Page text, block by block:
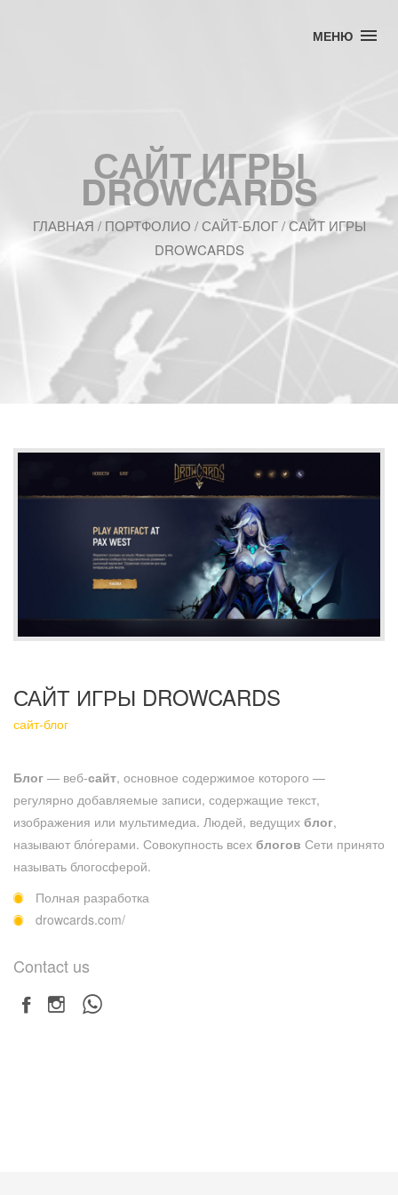
МЕНЮ
САЙТ ИГРЫ
DROWCARDS
ГЛАВНАЯ / ПОРТФОЛИО / САЙТ-БЛОГ / САЙТ ИГРЫ
DROWCARDS
САЙТ ИГРЫ DROWCARDS
сайт-блог
Блог — веб-сайт, основное содержимое которого —
регулярно добавляемые записи, содержащие текст,
изображения или мультимедиа. Людей, ведущих блог,
называют бло́герами. Совокупность всех блогов Сети принято
называть блогосферой.
Полная разработка
drowcards.com/
Contact us